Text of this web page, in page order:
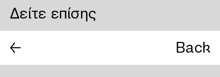
Δείτε επίσης
←
Back